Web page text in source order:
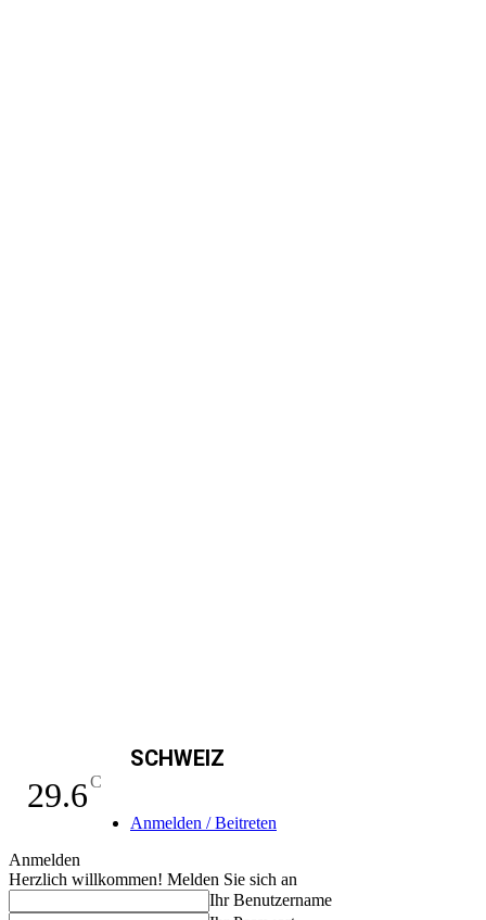
29.6C
SCHWEIZ
Anmelden / Beitreten
Anmelden
Herzlich willkommen! Melden Sie sich an
Ihr Benutzername